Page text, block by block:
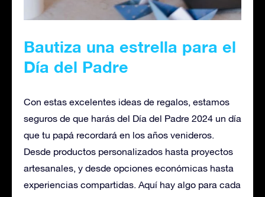
Bautiza una estrella para el
Día del Padre
Con estas excelentes ideas de regalos, estamos
seguros de que harás del Día del Padre 2024 un día
que tu papá recordará en los años venideros.
Desde productos personalizados hasta proyectos
artesanales, y desde opciones económicas hasta
experiencias compartidas. Aquí hay algo para cada